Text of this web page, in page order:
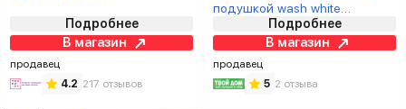
Подробнее
В магазин
продавец
4.2 217 отзывов
подушкой wash white
бежевые подушки
Подробнее
В магазин
продавец
5 2 отзыва